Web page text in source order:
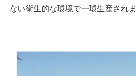
ない衛生的な環境で一環生産されま